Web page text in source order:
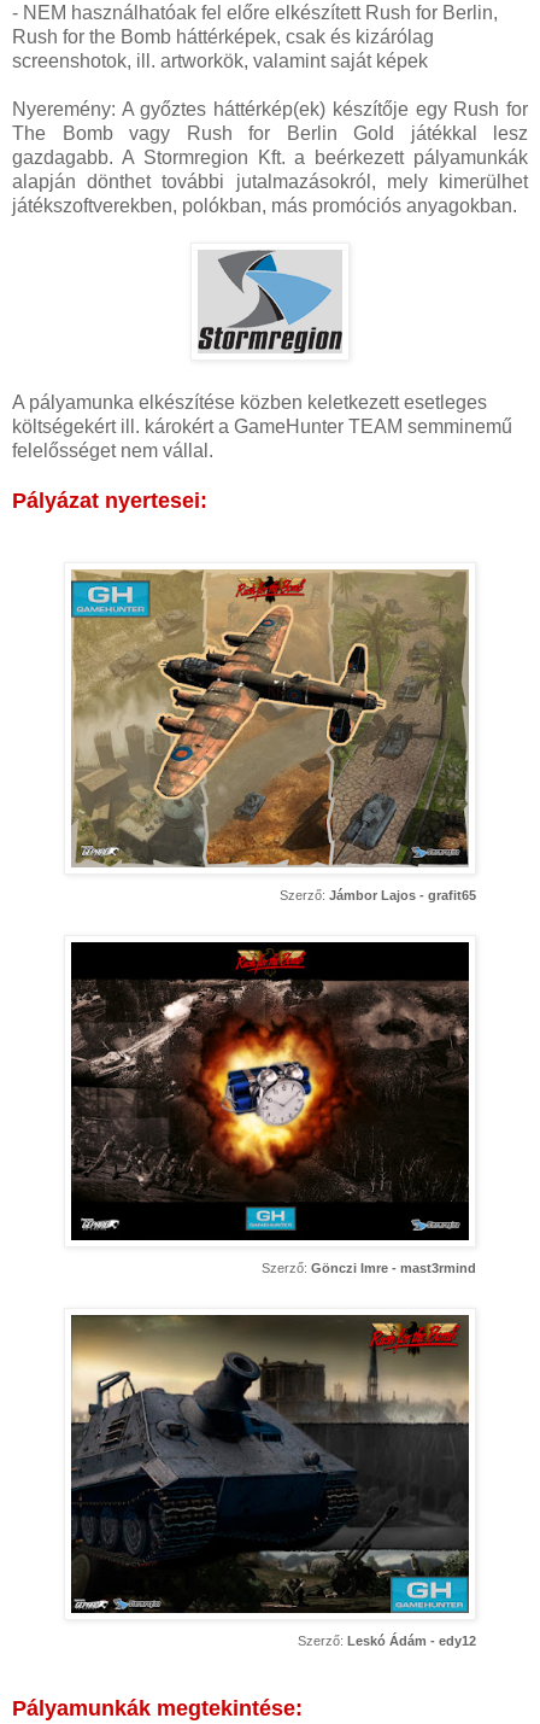
- NEM használhatóak fel előre elkészített Rush for Berlin,
Rush for the Bomb háttérképek, csak és kizárólag
screenshotok, ill. artworkök, valamint saját képek
Nyeremény: A győztes háttérkép(ek) készítője egy Rush for
The Bomb vagy Rush for Berlin Gold játékkal lesz
gazdagabb. A Stormregion Kft. a beérkezett pályamunkák
alapján dönthet további jutalmazásokról, mely kimerülhet
játékszoftverekben, polókban, más promóciós anyagokban.
A pályamunka elkészítése közben keletkezett esetleges
költségekért ill. károkért a GameHunter TEAM semminemű
felelősséget nem vállal.
Pályázat nyertesei:
Szerző: Jámbor Lajos - grafit65
Szerző: Gönczi Imre - mast3rmind
Szerző: Leskó Ádám - edy12
Pályamunkák megtekintése: